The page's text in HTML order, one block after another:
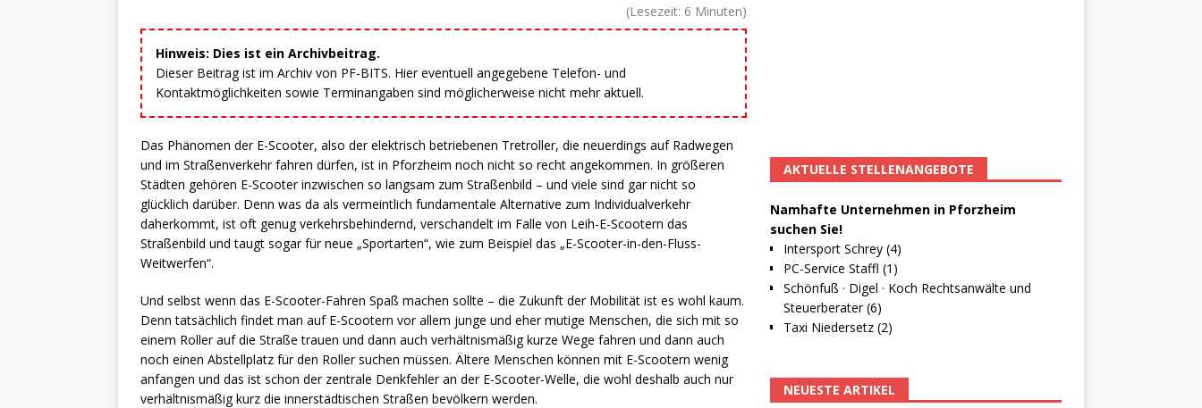
(Lesezeit: 6 Minuten)
Hinweis: Dies ist ein Archivbeitrag.
Dieser Beitrag ist im Archiv von PF-BITS. Hier eventuell angegebene Telefon- und
Kontaktmöglichkeiten sowie Terminangaben sind möglicherweise nicht mehr aktuell.
Das Phänomen der E-Scooter, also der elektrisch betriebenen Tretroller, die neuerdings auf Radwegen
und im Straßenverkehr fahren dürfen, ist in Pforzheim noch nicht so recht angekommen. In größeren
Städten gehören E-Scooter inzwischen so langsam zum Straßenbild – und viele sind gar nicht so
glücklich darüber. Denn was da als vermeintlich fundamentale Alternative zum Individualverkehr
daherkommt, ist oft genug verkehrsbehindernd, verschandelt im Falle von Leih-E-Scootern das
Straßenbild und taugt sogar für neue „Sportarten“, wie zum Beispiel das „E-Scooter-in-den-Fluss-
Weitwerfen“.
Und selbst wenn das E-Scooter-Fahren Spaß machen sollte – die Zukunft der Mobilität ist es wohl kaum.
Denn tatsächlich findet man auf E-Scootern vor allem junge und eher mutige Menschen, die sich mit so
einem Roller auf die Straße trauen und dann auch verhältnismäßig kurze Wege fahren und dann auch
noch einen Abstellplatz für den Roller suchen müssen. Ältere Menschen können mit E-Scootern wenig
anfangen und das ist schon der zentrale Denkfehler an der E-Scooter-Welle, die wohl deshalb auch nur
verhältnismäßig kurz die innerstädtischen Straßen bevölkern werden.
AKTUELLE STELLENANGEBOTE
Namhafte Unternehmen in Pforzheim
suchen Sie!
Intersport Schrey (4)
PC-Service Staffl (1)
Schönfuß · Digel · Koch Rechtsanwälte und
Steuerberater (6)
Taxi Niedersetz (2)
NEUESTE ARTIKEL